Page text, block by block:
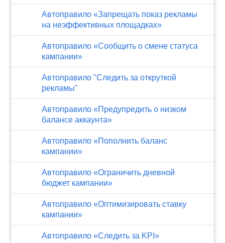
Автоправило «Запрещать показ рекламы
на неэффективных площадках»
Автоправило «Сообщить о смене статуса
кампании»
Автоправило "Следить за откруткой
рекламы"
Автоправило «Предупредить о низком
балансе аккаунта»
Автоправило «Пополнить баланс
кампании»
Автоправило «Ограничить дневной
бюджет кампании»
Автоправило «Оптимизировать ставку
кампании»
Автоправило «Следить за KPI»